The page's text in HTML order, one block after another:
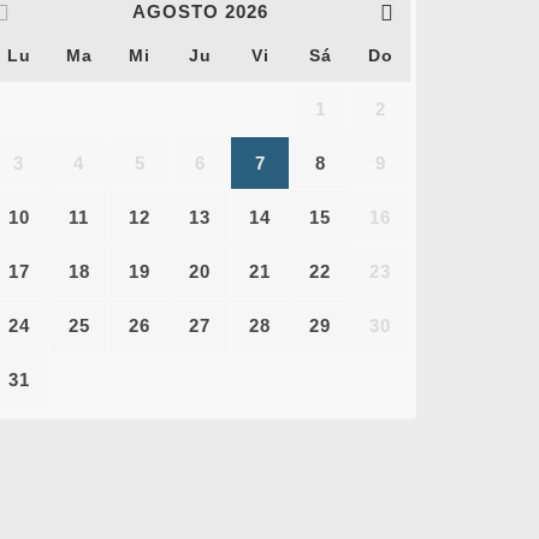
AGOSTO 2026
Lu Ma Mi Ju Vi Sá Do
1 2
3 4 5 6 7 8 9
10 11 12 13 14 15 16
17 18 19 20 21 22 23
24 25 26 27 28 29 30
31